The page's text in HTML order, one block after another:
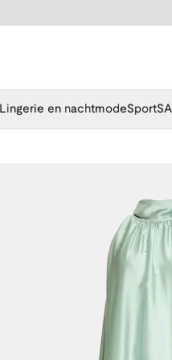
Lingerie en nachtmodeSport